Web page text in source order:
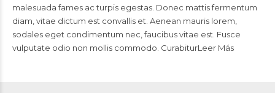
malesuada fames ac turpis egestas. Donec mattis fermentum
diam, vitae dictum est convallis et. Aenean mauris lorem,
sodales eget condimentum nec, faucibus vitae est. Fusce
vulputate odio non mollis commodo. CurabiturLeer Más